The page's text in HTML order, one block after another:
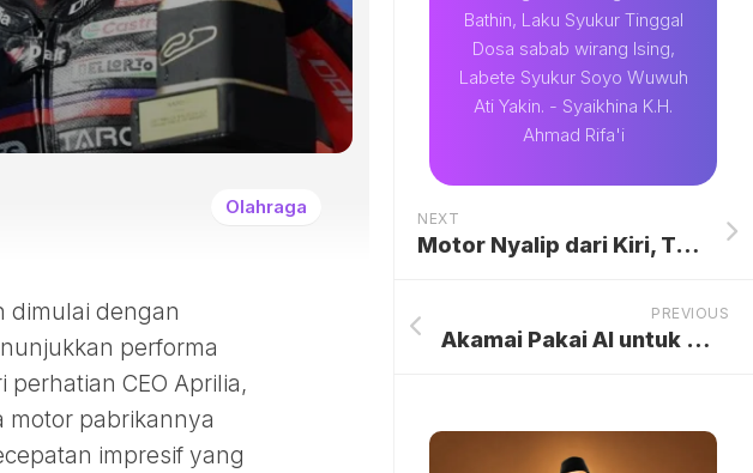
Olahraga
dimulai dengan
performa
CEO Aprilia,
motor pabrikannya
impresif yang
Bathin, Laku Syukur Tinggal
Dosa sabab wirang Ising,
Labete Syukur Soyo Wuwuh
Ati Yakin. - Syaikhina K.H.
Ahmad Rifa'i
NEXT
Motor Nyalip dari Kiri, Truk Kopdes Masih Pakai Pelat Sementara Kecelakaan di Bojonegoro, Sopir Kaget Dihindari Pengendara Motor Mendadak
PREVIOUS
Akamai Pakai AI untuk Mudahkan Pengaturan Keamanan Jaringan